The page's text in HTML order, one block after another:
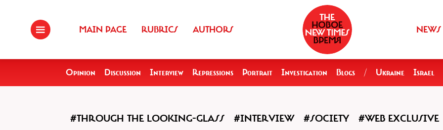
MAIN PAGE RUBRICS AUTHORS NEWS
Opinion Discussion Interview Repressions Portrait Investigation Blogs / Ukraine Israel
#THROUGH THE LOOKING-GLASS #INTERVIEW #SOCIETY #WEB EXCLUSIVE